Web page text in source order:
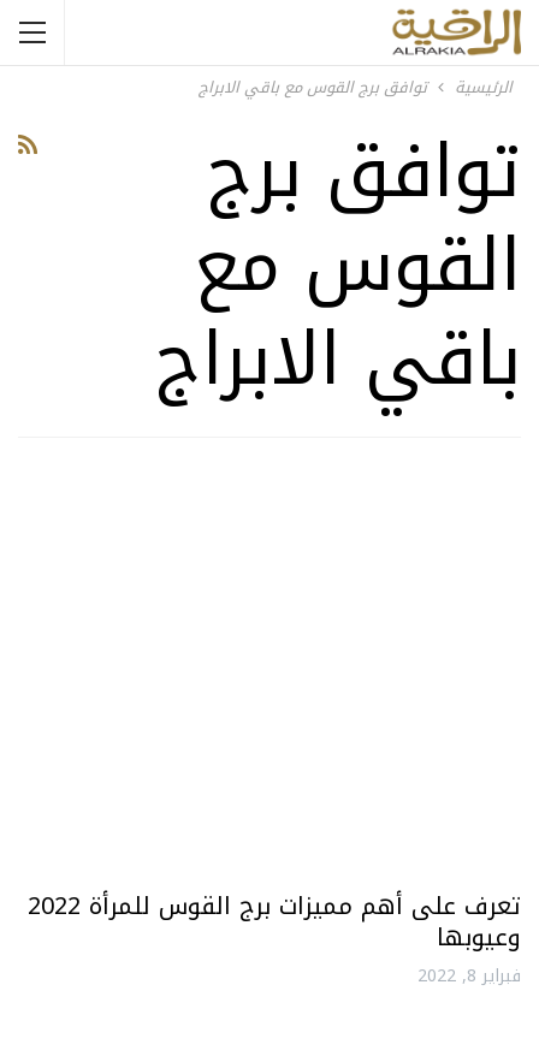
الرئيسية توافق برج القوس مع باقي الابراج
توافق برج
القوس مع
باقي الابراج
تعرف على أهم مميزات برج القوس للمرأة 2022
وعيوبها
فبراير 8, 2022